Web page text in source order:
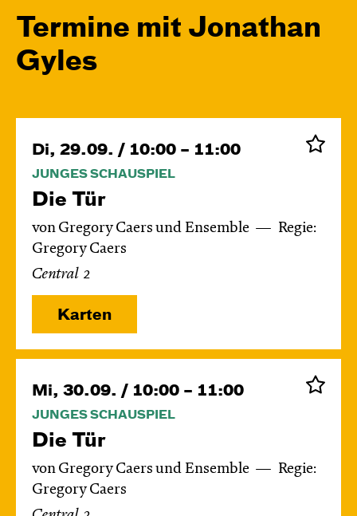
Termine mit Jonathan
Gyles
Di, 29.09. / 10:00 – 11:00
JUNGES SCHAUSPIEL
Die Tür
von Gregory Caers und Ensemble
Regie:
Gregory Caers
Central 2
Karten
Mi, 30.09. / 10:00 – 11:00
JUNGES SCHAUSPIEL
Die Tür
von Gregory Caers und Ensemble
Regie:
Gregory Caers